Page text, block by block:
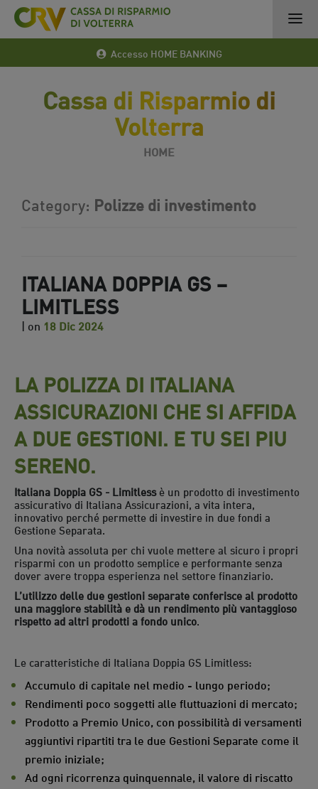
Accesso HOME BANKING
Cassa di Risparmio di
Volterra
HOME
Category: Polizze di investimento
ITALIANA DOPPIA GS –
LIMITLESS
| on 18 Dic 2024
LA POLIZZA DI ITALIANA
ASSICURAZIONI CHE SI AFFIDA
A DUE GESTIONI. E TU SEI PIU
SERENO.
Italiana Doppia GS - Limitlessè un prodotto di investimento
assicurativo di Italiana Assicurazioni, a vita intera,
innovativo perché permette di investire in due fondi a
Gestione Separata.
Una novità assoluta per chi vuole mettere al sicuro i propri
risparmi con un prodotto semplice e performante senza
dover avere troppa esperienza nel settore finanziario.
L’utilizzo delle due gestioni separate conferisce al prodotto
una maggiore stabilità e dà un rendimento più vantaggioso
rispetto ad altri prodotti a fondo unico.
Le caratteristiche di Italiana Doppia GS Limitless:
Accumulo di capitale nel medio - lungo periodo;
Rendimenti poco soggetti alle fluttuazioni di mercato;
Prodotto a Premio Unico, con possibilità di versamenti
aggiuntivi ripartiti tra le due Gestioni Separate come il
premio iniziale;
Ad ogni ricorrenza quinquennale, il valore di riscatto